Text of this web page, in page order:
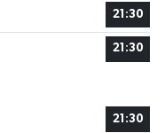
21:30
21:30
21:30